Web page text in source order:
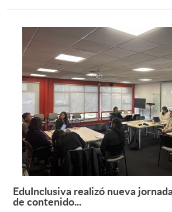
EduInclusiva realizó nueva
de contenido...